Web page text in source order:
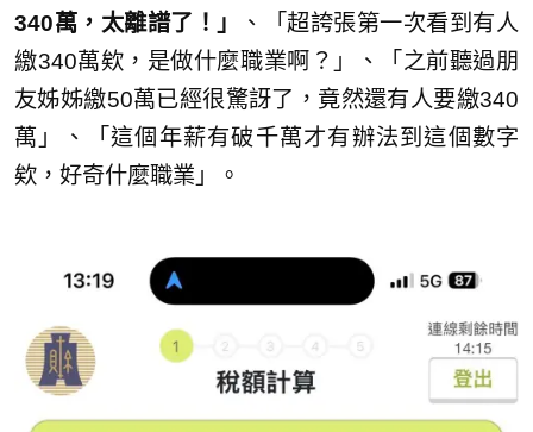
340萬，太離譜了！」
、「超誇張第一次看到有人
繳340萬欸，是做什麼職業啊？」、「之前聽過朋
友姊姊繳50萬已經很驚訝了，竟然還有人要繳340
萬」、「這個年薪有破千萬才有辦法到這個數字
欸，好奇什麼職業」。